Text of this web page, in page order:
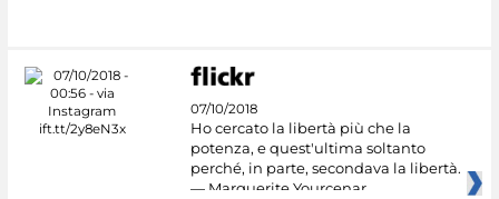
07/10/2018
Ho cercato la libertà più che la
potenza, e quest'ultima soltanto
perché, in parte, secondava la libertà.
— Marguerite Yourcenar